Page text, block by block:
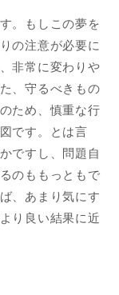
。もしこの夢を
の注意が必要に
非常に変わりや
、守るべきもの
ため、慎重な行
です。とは言
ですし、問題自
のももっともで
、あまり気にす
り良い結果に近